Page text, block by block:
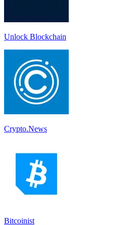
Unlock Blockchain
Crypto.News
Bitcoinist